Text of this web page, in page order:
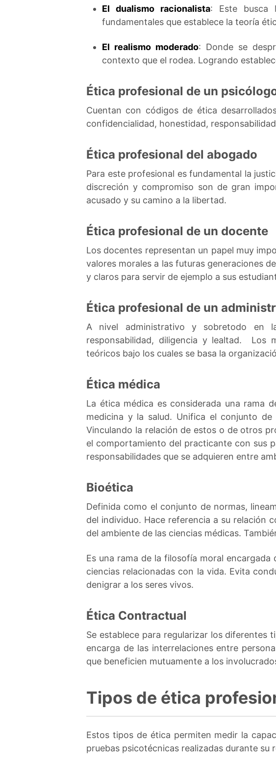
El dualismo racionalista: Este busca
fundamentales que establece la teoría
El realismo moderado: Donde se
contexto que el rodea. Logrando
Ética profesional de un
Cuentan con códigos de ética
confidencialidad, honestidad,
Ética profesional del abogado
Para este profesional es fundamental la
discreción y compromiso son de gran
acusado y su camino a la libertad.
Ética profesional de un docente
Los docentes representan un papel muy
valores morales a las futuras generaciones
y claros para servir de ejemplo a sus
Ética profesional de un
A nivel administrativo y sobretodo en
responsabilidad, diligencia y lealtad. Los
teóricos bajo los cuales se basa la
Ética médica
La ética médica es considerada una rama
medicina y la salud. Unifica el conjunto
Vinculando la relación de estos o de otros
el comportamiento del practicante con sus
responsabilidades que se adquieren entre
Bioética
Definida como el conjunto de normas,
del individuo. Hace referencia a su relación
del ambiente de las ciencias médicas.
Es una rama de la filosofía moral
ciencias relacionadas con la vida. Evita
denigrar a los seres vivos.
Ética Contractual
Se establece para regularizar los diferentes
encarga de las interrelaciones entre
que beneficien mutuamente a los
Tipos de ética
Estos tipos de ética permiten medir la
pruebas psicotécnicas realizadas durante su